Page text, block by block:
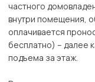
частного
внутри помещения,
оплачивается
бесплатно) – далее
подъема за этаж.